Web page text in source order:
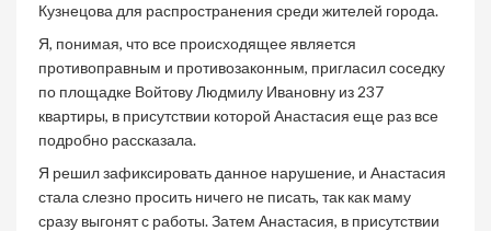
Кузнецова для распространения среди жителей города.
Я, понимая, что все происходящее является
противоправным и противозаконным, пригласил соседку
по площадке Войтову Людмилу Ивановну из 237
квартиры, в присутствии которой Анастасия еще раз все
подробно рассказала.
Я решил зафиксировать данное нарушение, и Анастасия
стала слезно просить ничего не писать, так как маму
сразу выгонят с работы. Затем Анастасия, в присутствии